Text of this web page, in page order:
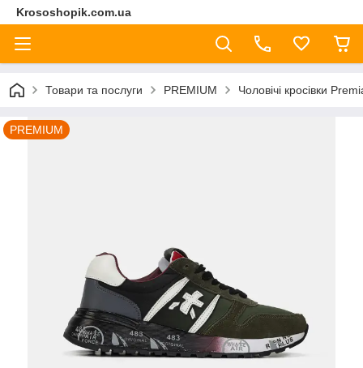
Krososhopik.com.ua
Товари та послуги PREMIUM Чоловічі кросівки
PREMIUM